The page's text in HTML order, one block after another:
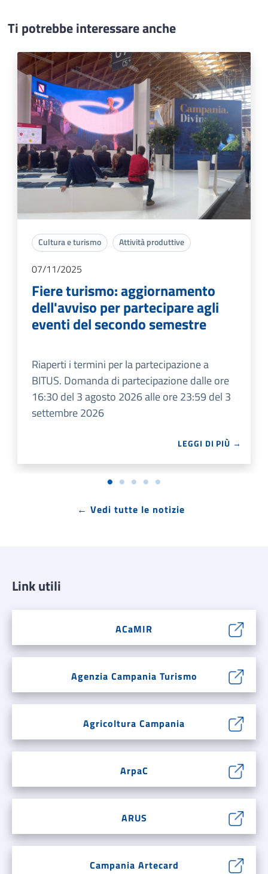
Ti potrebbe interessare anche
Cultura e turismo Attività produttive
07/11/2025
Fiere turismo: aggiornamento
dell'avviso per partecipare agli
eventi del secondo semestre
Riaperti i termini per la partecipazione a
BITUS. Domanda di partecipazione dalle ore
16:30 del 3 agosto 2026 alle ore 23:59 del 3
settembre 2026
LEGGI DI PIÙ →
← Vedi tutte le notizie
Link utili
ACaMIR
Agenzia Campania Turismo
Agricoltura Campania
ArpaC
ARUS
Campania Artecard